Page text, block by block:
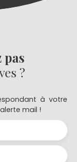
pas
?
à votre
mail !